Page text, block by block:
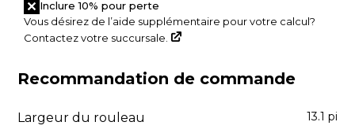
Inclure 10% pour perte
Vous désirez de l’aide supplémentaire pour votre calcul?
Contactez votre succursale.
A
Recommandation de commande
Largeur du rouleau 13.1 pi